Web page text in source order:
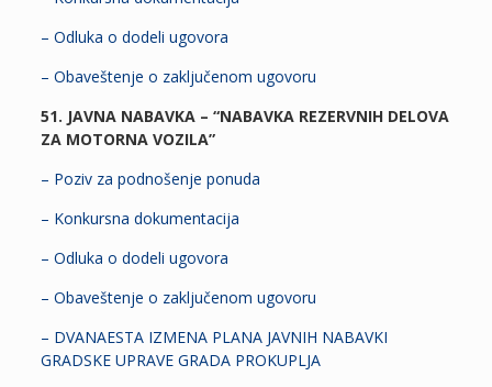
– Odluka o dodeli ugovora
– Obaveštenje o zaključenom ugovoru
51. JAVNA NABAVKA – “NABAVKA REZERVNIH DELOVA
ZA MOTORNA VOZILA”
– Poziv za podnošenje ponuda
– Konkursna dokumentacija
– Odluka o dodeli ugovora
– Obaveštenje o zaključenom ugovoru
– DVANAESTA IZMENA PLANA JAVNIH NABAVKI
GRADSKE UPRAVE GRADA PROKUPLJA